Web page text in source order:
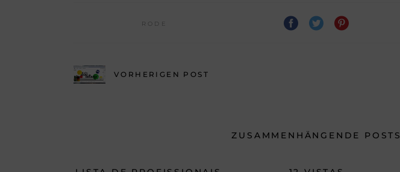
RODE
VORHERIGEN POST
ZUSAMMENHÄNGENDE POSTS